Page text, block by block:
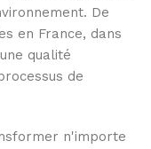
De
en France, dans
qualité
de
n'importe